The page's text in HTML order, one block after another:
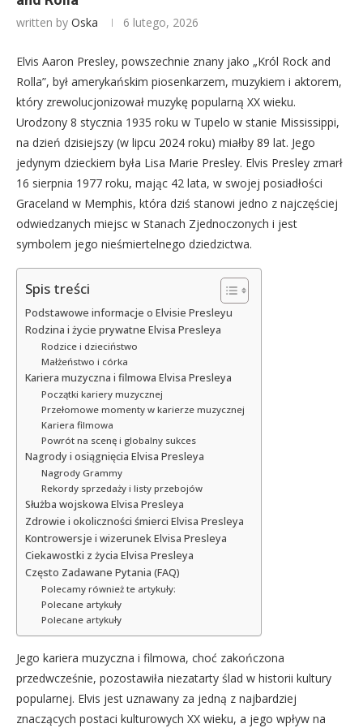
written by Oska 6 lutego, 2026
Elvis Aaron Presley, powszechnie znany jako „Król Rock and
Rolla”, był amerykańskim piosenkarzem, muzykiem i aktorem,
który zrewolucjonizował muzykę popularną XX wieku.
Urodzony 8 stycznia 1935 roku w Tupelo w stanie Mississippi,
na dzień dzisiejszy (w lipcu 2024 roku) miałby 89 lat. Jego
jedynym dzieckiem była Lisa Marie Presley. Elvis Presley zmarł
16 sierpnia 1977 roku, mając 42 lata, w swojej posiadłości
Graceland w Memphis, która dziś stanowi jedno z najczęściej
odwiedzanych miejsc w Stanach Zjednoczonych i jest
symbolem jego nieśmiertelnego dziedzictwa.
Spis treści
Podstawowe informacje o Elvisie Presleyu
Rodzina i życie prywatne Elvisa Presleya
Rodzice i dzieciństwo
Małżeństwo i córka
Kariera muzyczna i filmowa Elvisa Presleya
Początki kariery muzycznej
Przełomowe momenty w karierze muzycznej
Kariera filmowa
Powrót na scenę i globalny sukces
Nagrody i osiągnięcia Elvisa Presleya
Nagrody Grammy
Rekordy sprzedaży i listy przebojów
Służba wojskowa Elvisa Presleya
Zdrowie i okoliczności śmierci Elvisa Presleya
Kontrowersje i wizerunek Elvisa Presleya
Ciekawostki z życia Elvisa Presleya
Często Zadawane Pytania (FAQ)
Polecamy również te artykuły:
Polecane artykuły
Polecane artykuły
Jego kariera muzyczna i filmowa, choć zakończona
przedwcześnie, pozostawiła niezatarty ślad w historii kultury
popularnej. Elvis jest uznawany za jedną z najbardziej
znaczących postaci kulturowych XX wieku, a jego wpływ na